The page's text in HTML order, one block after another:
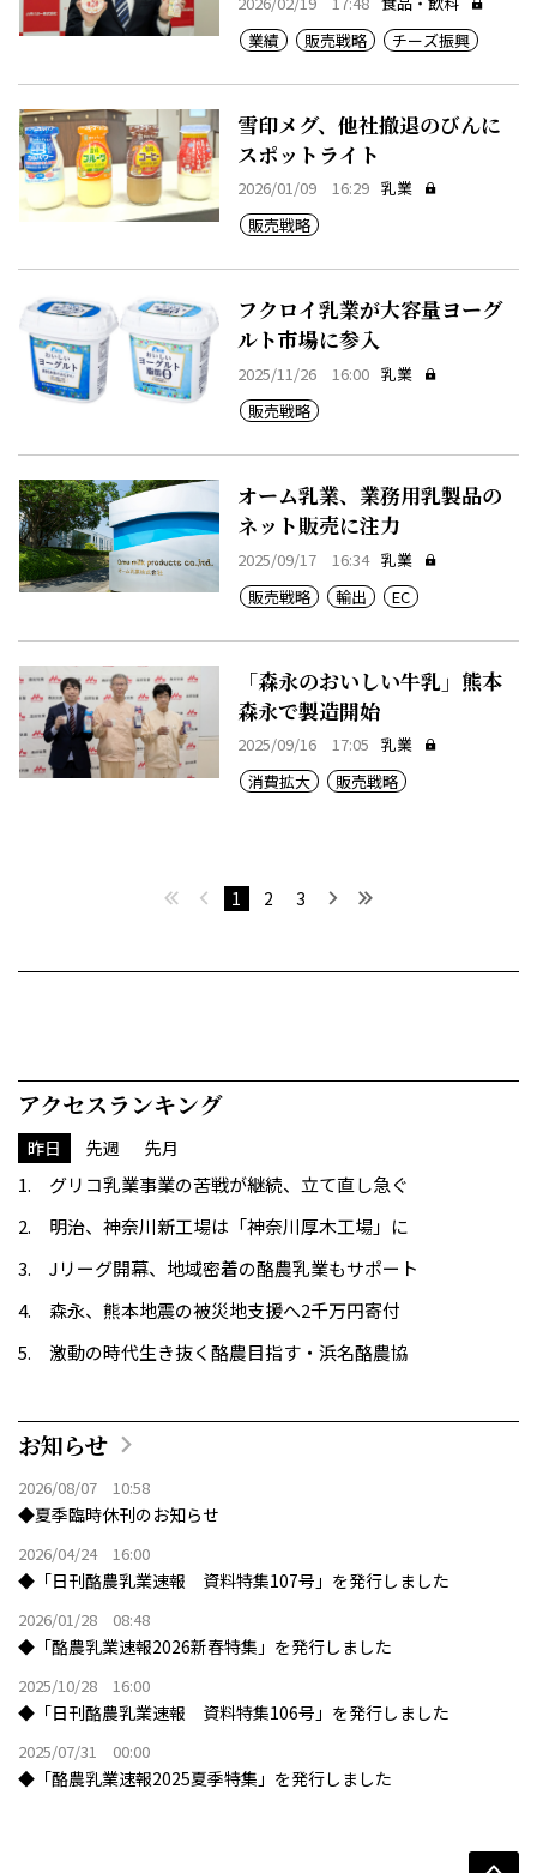
業績
販売戦略 チーズ振興
雪印メグ、他社撤退のびんに
スポットライト
2026/01/09 16:29 乳業
販売戦略
フクロイ乳業が大容量ヨーグ
ルト市場に参入
2025/11/26 16:00 乳業
販売戦略
オーム乳業、業務用乳製品の
ネット販売に注力
2025/09/17 16:34 乳業
販売戦略
輸出 EC
「森永のおいしい牛乳」熊本
森永で製造開始
2025/09/16 17:05 乳業
消費拡大
販売戦略
最初へ 前へ
1 2 3 次へ
アクセスランキング
昨日 先週 先月
グリコ乳業事業の苦戦が継続、立て直し急ぐ
明治、神奈川新工場は「神奈川厚木工場」に
Jリーグ開幕、地域密着の酪農乳業もサポート
森永、熊本地震の被災地支援へ2千万円寄付
激動の時代生き抜く酪農目指す・浜名酪農協
お知らせ
2026/08/07 10:58
◆夏季臨時休刊のお知らせ
2026/04/24 16:00
◆「日刊酪農乳業速報 資料特集107号」を発行しました
2026/01/28 08:48
◆「酪農乳業速報2026新春特集」を発行しました
2025/10/28 16:00
◆「日刊酪農乳業速報 資料特集106号」を発行しました
2025/07/31 00:00
◆「酪農乳業速報2025夏季特集」を発行しました